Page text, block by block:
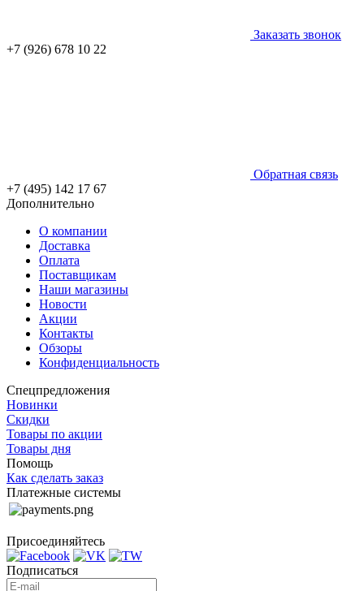
Заказать звонок
+7 (926) 678 10 22
Обратная связь
+7 (495) 142 17 67
Дополнительно
О компании
Доставка
Оплата
Поставщикам
Наши магазины
Новости
Акции
Контакты
Обзоры
Конфиденциальность
Спецпредложения
Новинки
Скидки
Товары по акции
Товары дня
Помощь
Как сделать заказ
Платежные системы
Присоединяйтесь
Подписаться